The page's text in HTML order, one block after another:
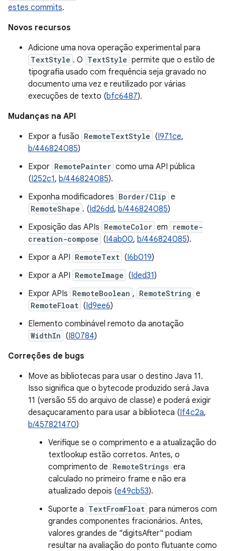
estes commits.
Novos recursos
Adicione uma nova operação experimental para
TextStyle . O TextStyle permite que o estilo de
tipografia usado com frequência seja gravado no
documento uma vez e reutilizado por várias
execuções de texto (bfc6487).
Mudanças na API
Expor a fusão RemoteTextStyle (I971ce,
b/446824085)
Expor RemotePainter como uma API pública
(I252c1, b/446824085).
Exponha modificadores Border/Clip e
RemoteShape . (Id26dd, b/446824085)
Exposição das APIs RemoteColor em
remote-
creation-compose (I4ab00, b/446824085).
Expor a API RemoteText (I6b019)
Expor a API RemoteImage (Ided31)
Expor APIs RemoteBoolean , RemoteString e
RemoteFloat (Id9ee6)
Elemento combinável remoto da anotação
WidthIn (I80784)
Correções de bugs
Move as bibliotecas para usar o destino Java 11.
Isso significa que o bytecode produzido será Java
11 (versão 55 do arquivo de classe) e poderá exigir
desaçucaramento para usar a biblioteca (If4c2a,
b/457821470)
Verifique se o comprimento e a atualização do
textlookup estão corretos. Antes, o
comprimento de RemoteStrings era
calculado no primeiro frame e não era
atualizado depois (e49cb53).
Suporte a TextFromFloat para números com
grandes componentes fracionários. Antes,
valores grandes de "digitsAfter" podiam
resultar na avaliação do ponto flutuante como